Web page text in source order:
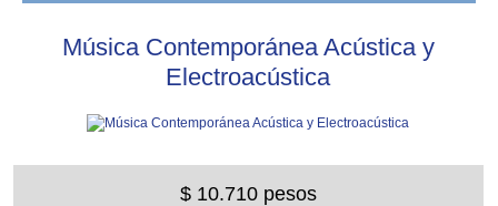
Música Contemporánea Acústica y
Electroacústica
$ 10.710 pesos